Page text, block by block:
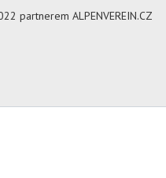
partnerem ALPENVEREIN.CZ